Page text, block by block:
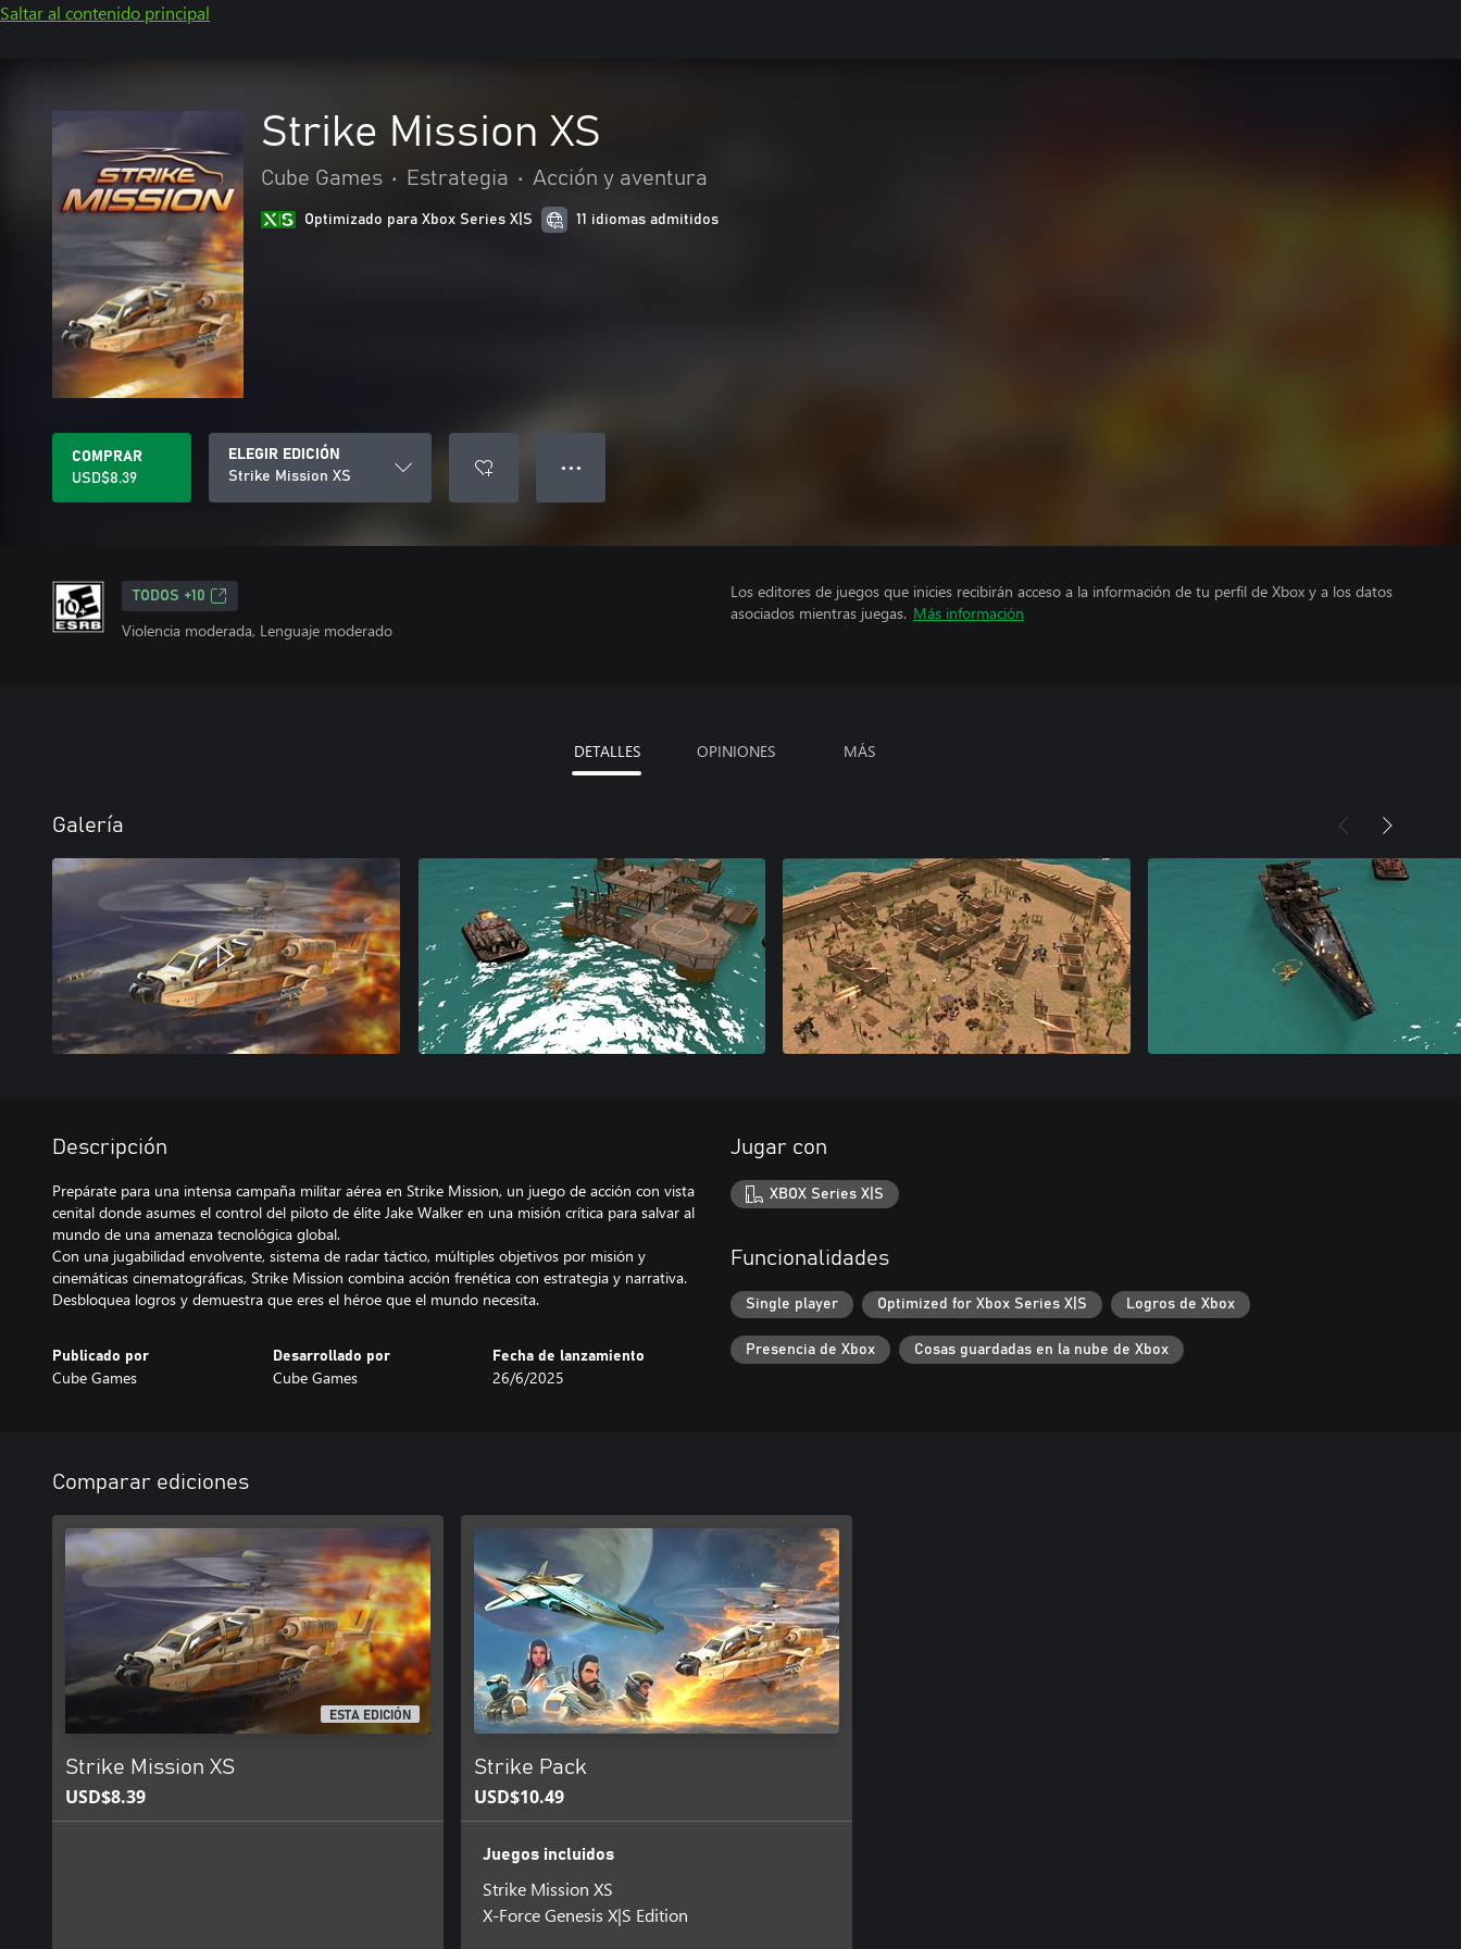
Saltar al contenido principal
Strike Mission XS
Cube Games • Estrategia • Acción y aventura
Optimizado para Xbox Series X|S 11 idiomas admitidos
COMPRAR
USD$8.39
ELEGIR EDICIÓN
Strike Mission XS
● ● ●
TODOS +10
Violencia moderada, Lenguaje moderado
Los editores de juegos que inicies recibirán acceso a la información de tu perfil de Xbox y a los datos
asociados mientras juegas. Más información
DETALLES OPINIONES MÁS
Galería
Descripción
Prepárate para una intensa campaña militar aérea en Strike Mission, un juego de acción con vista
cenital donde asumes el control del piloto de élite Jake Walker en una misión crítica para salvar al
mundo de una amenaza tecnológica global.
Con una jugabilidad envolvente, sistema de radar táctico, múltiples objetivos por misión y
cinemáticas cinematográficas, Strike Mission combina acción frenética con estrategia y narrativa.
Publicado por
Cube Games
Desarrollado por
Cube Games
Fecha de lanzamiento
26/6/2025
Jugar con
XBOX Series X|S
Funcionalidades
Single player Optimized for Xbox Series X|S Logros de Xbox
Presencia de Xbox Cosas guardadas en la nube de Xbox
Comparar ediciones
ESTA EDICIÓN
Strike Mission XS
USD$8.39
Strike Pack
USD$10.49
Juegos incluidos
Strike Mission XS
X-Force Genesis X|S Edition